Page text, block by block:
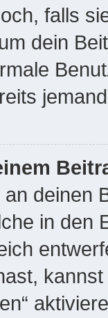
falls
dein
deinen
in den